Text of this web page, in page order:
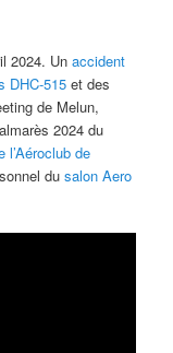
2024. Unaccident
DHC-515 et des
de Melun,
2024 du
de
dusalon Aero